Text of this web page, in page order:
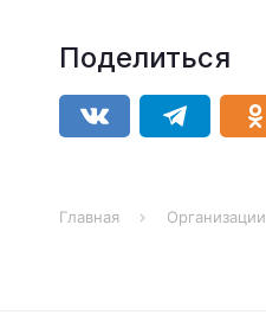
Поделиться
Главная Организации